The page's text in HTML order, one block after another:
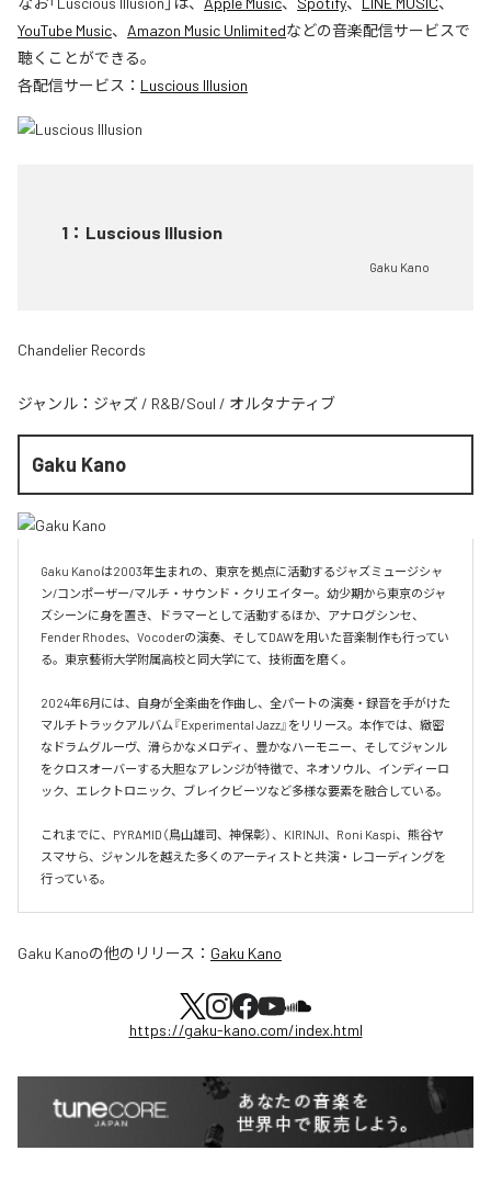
YouTube Music、 Amazon Music Unlimitedなどの音楽配信サービスで
聴くことができる。
各配信サービス： Luscious Illusion
1 ： Luscious Illusion
Gaku Kano
Chandelier Records
ジャンル： ジャズ / R&B/Soul / オルタナティブ
Gaku Kano
Gaku Kanoは2003年生まれの、東京を拠点に活動するジャズミュージシャ
ン/コンポーザー/マルチ・サウンド・クリエイター。幼少期から東京のジャ
ズシーンに身を置き、ドラマーとして活動するほか、アナログシンセ、
Fender Rhodes、Vocoderの演奏、そしてDAWを用いた音楽制作も行ってい
る。東京藝術大学附属高校と同大学にて、技術面を磨く。
2024年6月には、自身が全楽曲を作曲し、全パートの演奏・録音を手がけた
マルチトラックアルバム『Experimental Jazz』をリリース。本作では、緻密
なドラムグルーヴ、滑らかなメロディ、豊かなハーモニー、そしてジャンル
をクロスオーバーする大胆なアレンジが特徴で、ネオソウル、インディーロ
ック、エレクトロニック、ブレイクビーツなど多様な要素を融合している。
これまでに、PYRAMID（鳥山雄司、神保彰）、KIRINJI、Roni Kaspi、熊谷ヤ
スマサら、ジャンルを越えた多くのアーティストと共演・レコーディングを
行っている。
Gaku Kanoの他のリリース： Gaku Kano
https://gaku-kano.com/index.html